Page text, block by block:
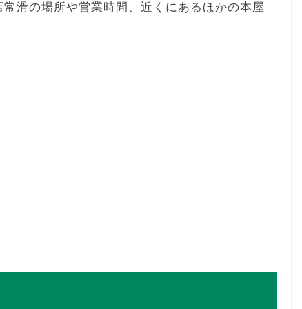
滑の場所や営業時間、近くにあるほかの本屋